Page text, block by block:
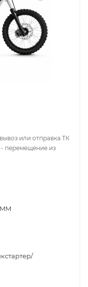
или отправка ТК
- перемещение из